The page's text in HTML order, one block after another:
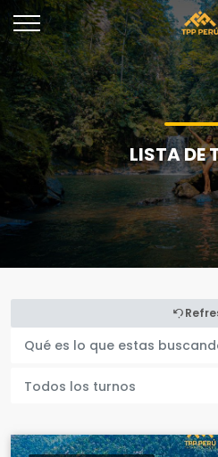
LISTA DE
Todos los turnos